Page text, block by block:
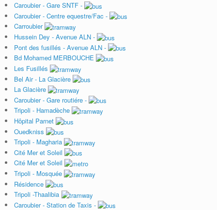
Caroubier - Gare SNTF -
Caroubier - Centre equestre/Fac -
Carroubier
Hussein Dey - Avenue ALN -
Pont des fusillés - Avenue ALN -
Bd Mohamed MERBOUCHE
Les Fusillés
Bel Air - La Glacière
La Glacière
Caroubier - Gare routiére -
Tripoli - Hamadèche
Hôpital Parnet
Ouedkniss
Tripoli - Magharia
Cité Mer et Soleil
Cité Mer et Soleil
Tripoli - Mosquée
Résidence
Tripoli -Thaalibia
Caroubier - Station de Taxis -